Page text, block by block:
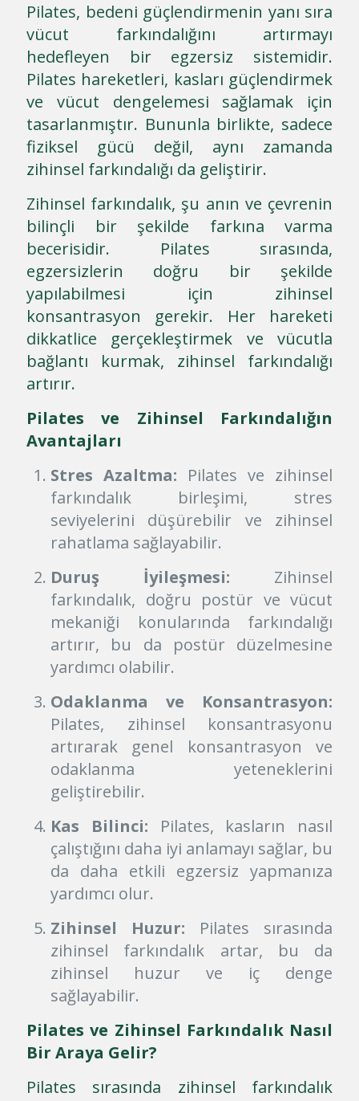
Pilates, bedeni güçlendirmenin yanı sıra
vücut farkındalığını artırmayı
hedefleyen bir egzersiz sistemidir.
Pilates hareketleri, kasları güçlendirmek
ve vücut dengelemesi sağlamak için
tasarlanmıştır. Bununla birlikte, sadece
fiziksel gücü değil, aynı zamanda
zihinsel farkındalığı da geliştirir.
Zihinsel farkındalık, şu anın ve çevrenin
bilinçli bir şekilde farkına varma
becerisidir. Pilates sırasında,
egzersizlerin doğru bir şekilde
yapılabilmesi için zihinsel
konsantrasyon gerekir. Her hareketi
dikkatlice gerçekleştirmek ve vücutla
bağlantı kurmak, zihinsel farkındalığı
artırır.
Pilates ve Zihinsel Farkındalığın
Avantajları
Stres Azaltma: Pilates ve zihinsel
farkındalık birleşimi, stres
seviyelerini düşürebilir ve zihinsel
rahatlama sağlayabilir.
Duruş İyileşmesi: Zihinsel
farkındalık, doğru postür ve vücut
mekaniği konularında farkındalığı
artırır, bu da postür düzelmesine
yardımcı olabilir.
Odaklanma ve Konsantrasyon:
Pilates, zihinsel konsantrasyonu
artırarak genel konsantrasyon ve
odaklanma yeteneklerini
geliştirebilir.
Kas Bilinci: Pilates, kasların nasıl
çalıştığını daha iyi anlamayı sağlar, bu
da daha etkili egzersiz yapmanıza
yardımcı olur.
Zihinsel Huzur: Pilates sırasında
zihinsel farkındalık artar, bu da
zihinsel huzur ve iç denge
sağlayabilir.
Pilates ve Zihinsel Farkındalık Nasıl
Bir Araya Gelir?
Pilates sırasında zihinsel farkındalık